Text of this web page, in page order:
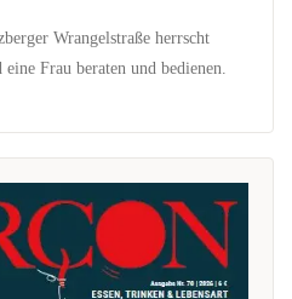
Wrangelstraße herrscht
Frau beraten und bedienen.